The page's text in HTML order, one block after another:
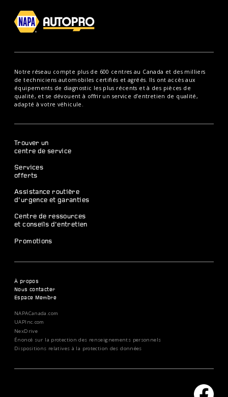
Notre réseau compte plus de 600 centres au Canada et des milliers
de techniciens automobiles certifiés et agréés. Ils ont accès aux
équipements de diagnostic les plus récents et à des pièces de
qualité, et se dévouent à offrir un service d’entretien de qualité,
adapté à votre véhicule.
Trouver un
centre de service
Services
offerts
Assistance routière
d’urgence et garanties
Centre de ressources
et conseils d’entretien
Promotions
À propos
Nous contacter
Espace Membre
NAPACanada.com
UAPInc.com
NexDrive
Énoncé sur la protection des renseignements personnels
Dispositions relatives à la protection des données